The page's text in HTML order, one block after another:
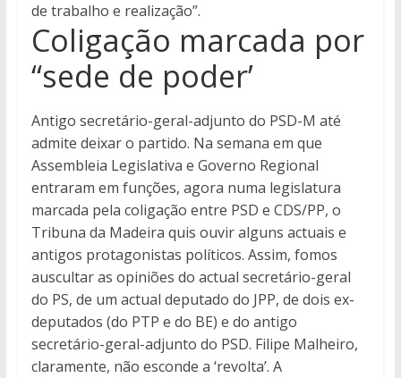
de trabalho e realização”.
Coligação marcada por
“sede de poder’
Antigo secretário-geral-adjunto do PSD-M até
admite deixar o partido. Na semana em que
Assembleia Legislativa e Governo Regional
entraram em funções, agora numa legislatura
marcada pela coligação entre PSD e CDS/PP, o
Tribuna da Madeira quis ouvir alguns actuais e
antigos protagonistas políticos. Assim, fomos
auscultar as opiniões do actual secretário-geral
do PS, de um actual deputado do JPP, de dois ex-
deputados (do PTP e do BE) e do antigo
secretário-geral-adjunto do PSD. Filipe Malheiro,
claramente, não esconde a ‘revolta’. A